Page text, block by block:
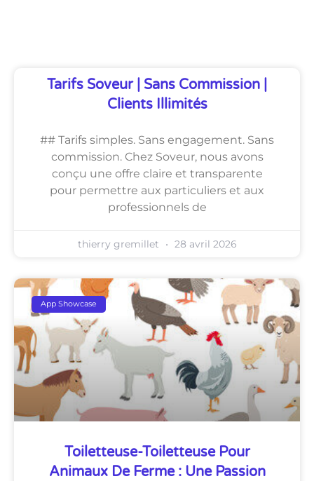
Tarifs Soveur | Sans Commission |
Clients Illimités
## Tarifs simples. Sans engagement. Sans
commission. Chez Soveur, nous avons
conçu une offre claire et transparente
pour permettre aux particuliers et aux
professionnels de
thierry gremillet 28 avril 2026
App Showcase
Toiletteuse-Toiletteuse Pour
Animaux De Ferme : Une Passion